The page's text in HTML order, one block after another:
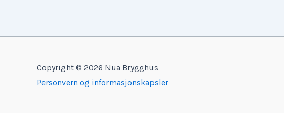
Copyright © 2026 Nua Brygghus
Personvern og informasjonskapsler